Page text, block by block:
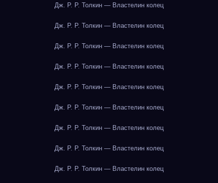
Дж. Р. Р. Толкин — Властелин колец
Дж. Р. Р. Толкин — Властелин колец
Дж. Р. Р. Толкин — Властелин колец
Дж. Р. Р. Толкин — Властелин колец
Дж. Р. Р. Толкин — Властелин колец
Дж. Р. Р. Толкин — Властелин колец
Дж. Р. Р. Толкин — Властелин колец
Дж. Р. Р. Толкин — Властелин колец
Дж. Р. Р. Толкин — Властелин колец